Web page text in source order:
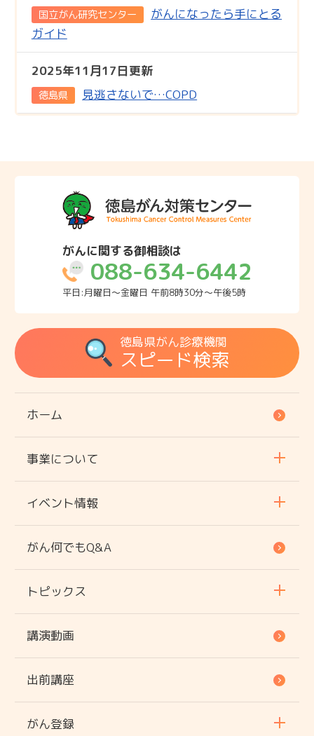
国立がん研究センター
がんになったら手にとる
ガイド
2025年11月17日更新
徳島県 見逃さないで…COPD
がんに関する御相談は
088-634-6442
平日:月曜日～金曜日 午前8時30分～午後5時
徳島県がん診療機関
スピード検索
ホーム
事業について
イベント情報
がん何でもQ&A
トピックス
講演動画
出前講座
がん登録